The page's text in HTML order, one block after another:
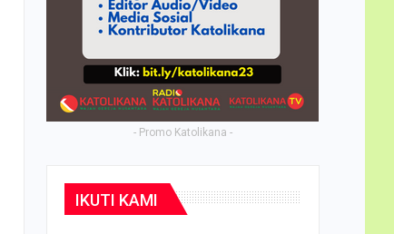
- Promo Katolikana -
IKUTI KAMI